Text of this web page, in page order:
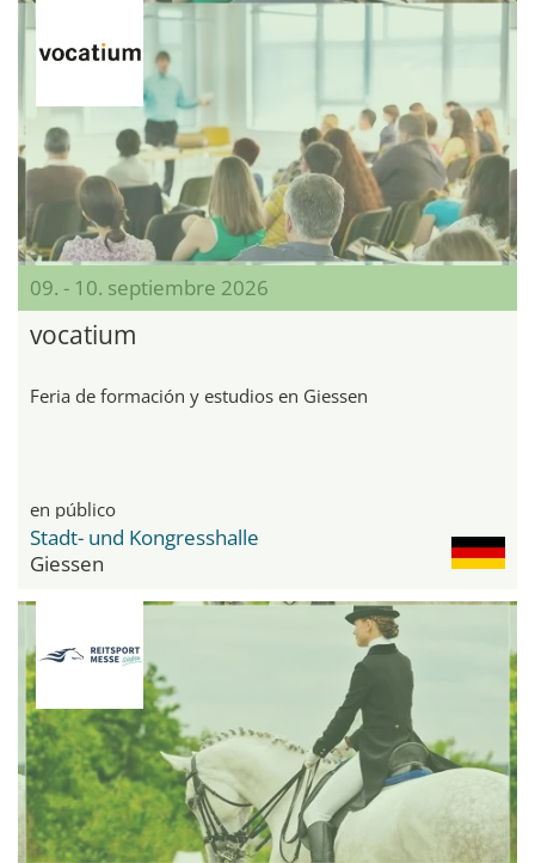
09. - 10. septiembre 2026
vocatium
Feria de formación y estudios en Giessen
en público
Stadt- und Kongresshalle
Giessen